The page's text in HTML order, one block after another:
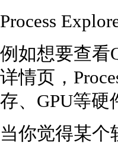
Process
例如想要查看
详情页，
存、GPU等
当你觉得某个